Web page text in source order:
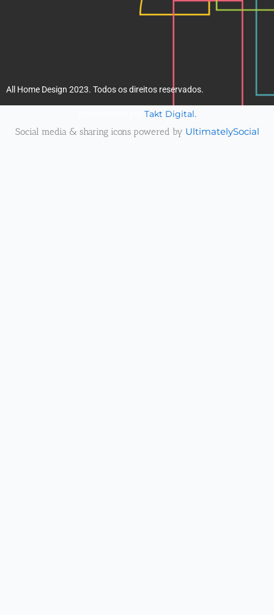
All Home Design 2023. Todos os direitos reservados.
Takt Digital.
Social media & sharing icons powered by UltimatelySocial